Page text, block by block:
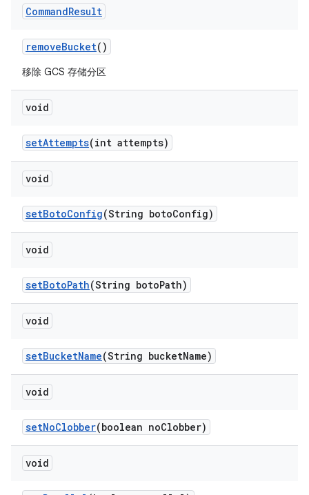
CommandResult
removeBucket()
移除 GCS 存储分区
void
setAttempts(int attempts)
void
setBotoConfig(String botoConfig)
void
setBotoPath(String botoPath)
void
setBucketName(String bucketName)
void
setNoClobber(boolean noClobber)
void